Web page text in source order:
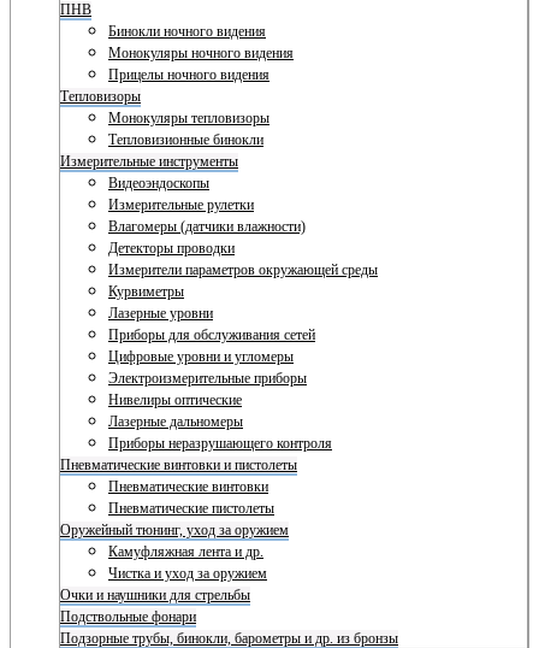
ПНВ
Бинокли ночного видения
Монокуляры ночного видения
Прицелы ночного видения
Тепловизоры
Монокуляры тепловизоры
Тепловизионные бинокли
Измерительные инструменты
Видеоэндоскопы
Измерительные рулетки
Влагомеры (датчики влажности)
Детекторы проводки
Измерители параметров окружающей среды
Курвиметры
Лазерные уровни
Приборы для обслуживания сетей
Цифровые уровни и угломеры
Электроизмерительные приборы
Нивелиры оптические
Лазерные дальномеры
Приборы неразрушающего контроля
Пневматические винтовки и пистолеты
Пневматические винтовки
Пневматические пистолеты
Оружейный тюнинг, уход за оружием
Камуфляжная лента и др.
Чистка и уход за оружием
Очки и наушники для стрельбы
Подствольные фонари
Подзорные трубы, бинокли, барометры и др. из бронзы